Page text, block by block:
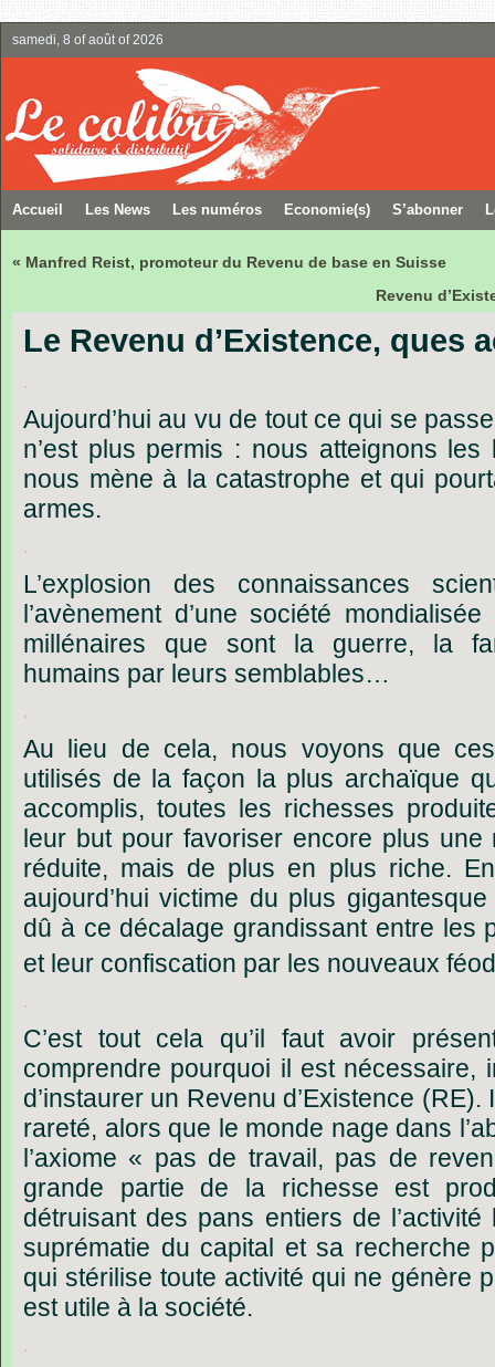
samedi, 8 of août of 2026
Accueil Les News Les numéros Economie(s) S’abonner
« Manfred Reist, promoteur du Revenu de base en Suisse
Revenu
Le Revenu d’Existence, ques
.
Aujourd’hui au vu de tout ce qui se passe
n’est plus permis : nous atteignons les
nous mène à la catastrophe et qui
armes.
.
L’explosion des connaissances
l’avènement d’une société mondialisée
millénaires
que sont la guerre, la
humains par leurs semblables…
.
Au lieu de cela, nous voyons que ces
utilisés de la façon la plus archaïque
accomplis, toutes les richesses
leur but pour favoriser encore plus une
réduite, mais de plus en plus riche. En
aujourd’hui victime du plus gigantesque
dû à ce décalage grandissant entre les
et leur confiscation par les nouveaux
.
C’est tout cela qu’il faut avoir
comprendre pourquoi il est nécessaire,
d’instaurer un Revenu d’Existence (RE).
rareté, alors que le monde nage dans
l’axiome « pas de travail, pas de
grande
partie de la richesse est
détruisant des pans entiers de l’activité
suprématie du capital et sa recherche
qui stérilise toute activité qui ne génère
est utile à la société.
.